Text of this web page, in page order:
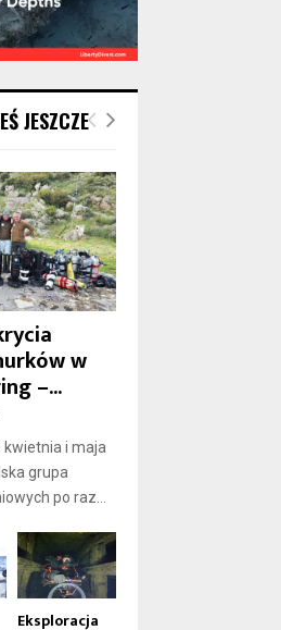
JESZCZE
w
–...
kwietnia i maja
grupa
po raz...
Eksploracja